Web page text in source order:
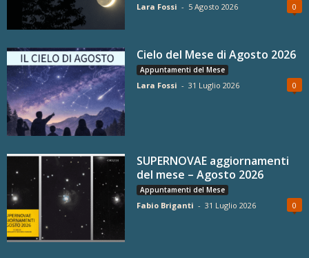
Lara Fossi - 5 Agosto 2026 0
Cielo del Mese di Agosto 2026
Appuntamenti del Mese
Lara Fossi - 31 Luglio 2026 0
SUPERNOVAE aggiornamenti
del mese – Agosto 2026
Appuntamenti del Mese
Fabio Briganti - 31 Luglio 2026 0